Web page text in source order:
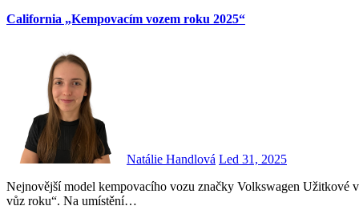
California „Kempovacím vozem roku 2025“
Natálie Handlová Led 31, 2025
Nejnovější model kempovacího vozu značky Volkswagen Užitkové vozy, California, bodoval v čtenářské anketě „Kempovací
vůz roku“. Na umístění…